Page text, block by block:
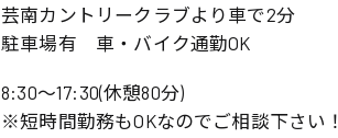
芸南カントリークラブより車で2分
駐車場有 車・バイク通勤OK
8:30〜17:30(休憩80分)
※短時間勤務もOKなのでご相談下さい！